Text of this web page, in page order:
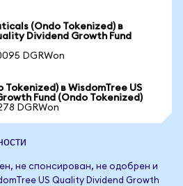
(Ondo Tokenized) в
Dividend Growth Fund
DGRWon
в WisdomTree US
Fund (Ondo Tokenized)
DGRWon
не спонсирован, не одобрен и
US Quality Dividend Growth